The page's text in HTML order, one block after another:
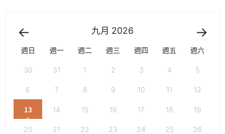
九月 2026
週日 週一 週二 週三 週四 週五 週六
30 31 1 2 3 4 5
6 7 8 9 10 11 12
13 14 15 16 17 18 19
20 21 22 23 24 25 26